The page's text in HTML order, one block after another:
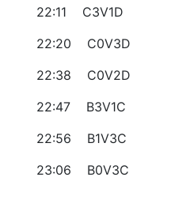
22:11 C3V1D
22:20 C0V3D
22:38 C0V2D
22:47 B3V1C
22:56 B1V3C
23:06 B0V3C